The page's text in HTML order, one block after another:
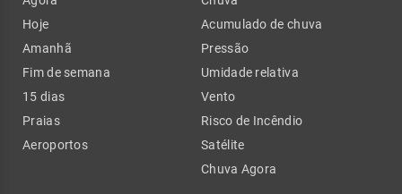
Hoje
Amanhã
Fim de semana
15 dias
Praias
Aeroportos
Acumulado de chuva
Pressão
Umidade relativa
Vento
Risco de Incêndio
Satélite
Chuva Agora